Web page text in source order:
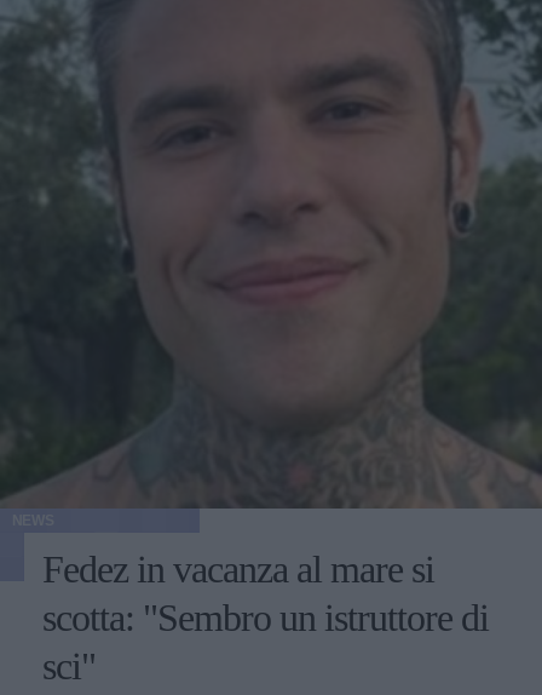
Fedez in vacanza al mare si
scotta: "Sembro un istruttore di
sci"